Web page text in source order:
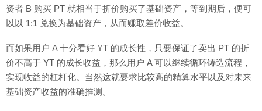
资者 B 购买 PT 就相当于折价购买了基础资产，等到期后，便可
以以 1:1 兑换为基础资产，从而赚取差价收益。
而如果用户 A 十分看好 YT 的成长性，只要保证了卖出 PT 的折
价不高于 YT 的成长收益，那么用户 A 可以继续循环铸造流程，
实现收益的杠杆化。当然这就要求比较高的精算水平以及对未来
基础资产收益的准确推测。